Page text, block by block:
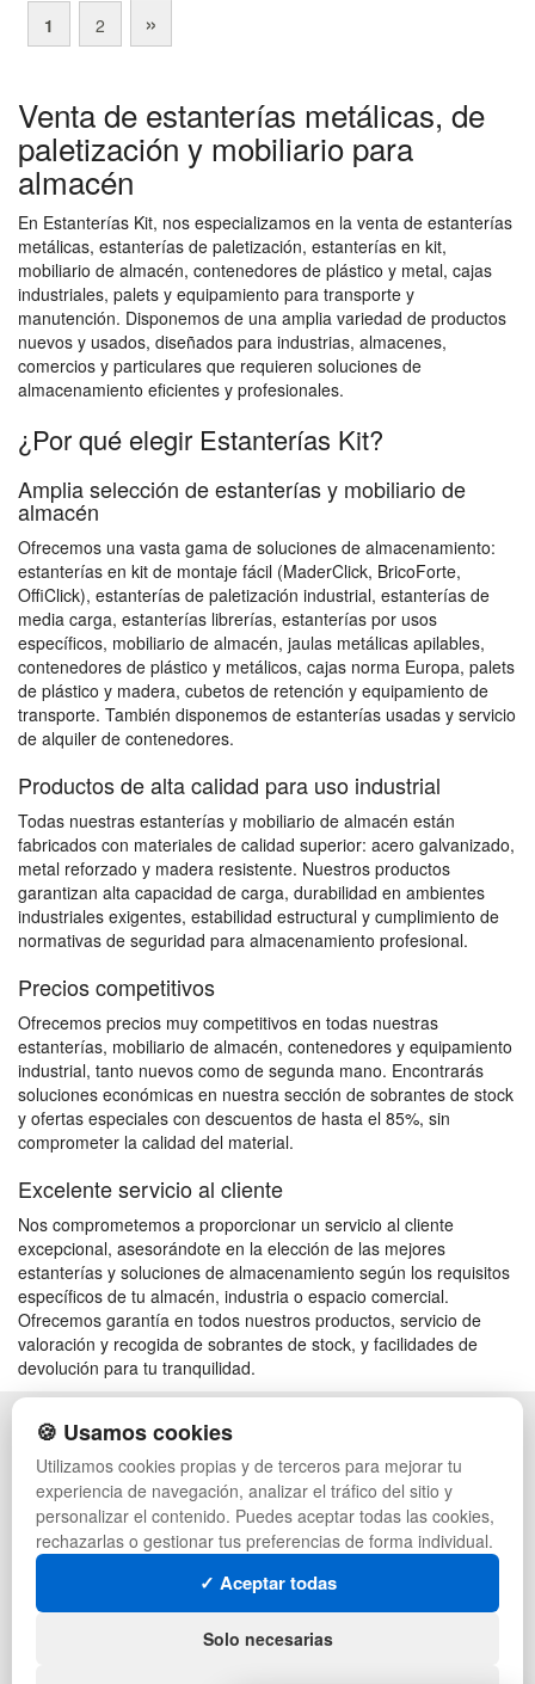
1 2 »
Venta de estanterías metálicas, de
paletización y mobiliario para
almacén
En Estanterías Kit, nos especializamos en la venta de estanterías
metálicas, estanterías de paletización, estanterías en kit,
mobiliario de almacén, contenedores de plástico y metal, cajas
industriales, palets y equipamiento para transporte y
manutención. Disponemos de una amplia variedad de productos
nuevos y usados, diseñados para industrias, almacenes,
comercios y particulares que requieren soluciones de
almacenamiento eficientes y profesionales.
¿Por qué elegir Estanterías Kit?
Amplia selección de estanterías y mobiliario de
almacén
Ofrecemos una vasta gama de soluciones de almacenamiento:
estanterías en kit de montaje fácil (MaderClick, BricoForte,
OffiClick), estanterías de paletización industrial, estanterías de
media carga, estanterías librerías, estanterías por usos
específicos, mobiliario de almacén, jaulas metálicas apilables,
contenedores de plástico y metálicos, cajas norma Europa, palets
de plástico y madera, cubetos de retención y equipamiento de
transporte. También disponemos de estanterías usadas y servicio
de alquiler de contenedores.
Productos de alta calidad para uso industrial
Todas nuestras estanterías y mobiliario de almacén están
fabricados con materiales de calidad superior: acero galvanizado,
metal reforzado y madera resistente. Nuestros productos
garantizan alta capacidad de carga, durabilidad en ambientes
industriales exigentes, estabilidad estructural y cumplimiento de
normativas de seguridad para almacenamiento profesional.
Precios competitivos
Ofrecemos precios muy competitivos en todas nuestras
estanterías, mobiliario de almacén, contenedores y equipamiento
industrial, tanto nuevos como de segunda mano. Encontrarás
soluciones económicas en nuestra sección de sobrantes de stock
y ofertas especiales con descuentos de hasta el 85%, sin
comprometer la calidad del material.
Excelente servicio al cliente
Nos comprometemos a proporcionar un servicio al cliente
excepcional, asesorándote en la elección de las mejores
estanterías y soluciones de almacenamiento según los requisitos
específicos de tu almacén, industria o espacio comercial.
Ofrecemos garantía en todos nuestros productos, servicio de
valoración y recogida de sobrantes de stock, y facilidades de
devolución para tu tranquilidad.
POLÍTICA DE PRIVACIDAD
CONDICIONES DE USO
CAMBIOS Y DEVOLUCIONES
CONTACTO
QUIENES SOMOS
MAPA WEB
PREGUNTAS FRECUENTES
PALETS DE PLÁSTICO
MANUTENCIÓN
GESTIÓN DE RESIDUOS
PALETS
CONTENEDORES DE PLÁSTICO
LIQUIDACIÓN Y SOBRANTES
ARTÍCULOS DE NATACIÓN
🍪 Usamos cookies
Utilizamos cookies propias y de terceros para mejorar tu
experiencia de navegación, analizar el tráfico del sitio y
personalizar el contenido. Puedes aceptar todas las cookies,
rechazarlas o gestionar tus preferencias de forma individual.
✓ Aceptar todas
Solo necesarias